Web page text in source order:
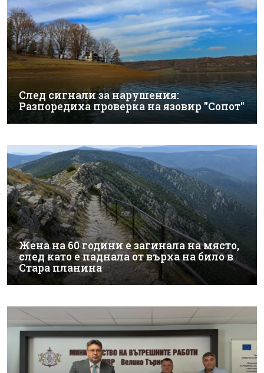
След сигнали за нарушения:
Разпоредиха проверка на язовир "Сопот"
Жена на 60 години е загинала на място,
след като е паднала от върха на било в
Стара планина